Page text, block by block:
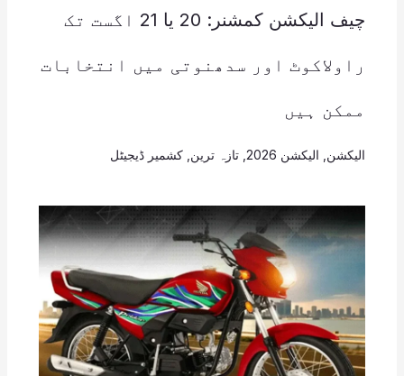
چیف الیکشن کمشنر: 20 یا 21 اگست تک
راولاکوٹ اور سدھنوتی میں انتخابات
ممکن ہیں
الیکشن الیکشن 2026 , تازہ ترین کشمیر ڈیجیٹل